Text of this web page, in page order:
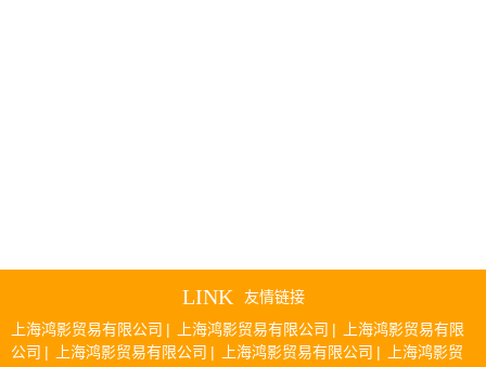
LINK
友情链接
上海鸿影贸易有限公司 | 上海鸿影贸易有限公司 |
上海鸿影贸易有限
公司 | 上海鸿影贸易有限公司 | 上海鸿影贸易有限公司 |
上海鸿影贸